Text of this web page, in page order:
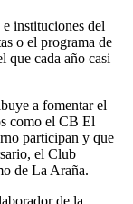
instituciones del
o el programa de
que cada año casi
a fomentar el
como el CB El
participan y que
el Club
de La Araña.
de la